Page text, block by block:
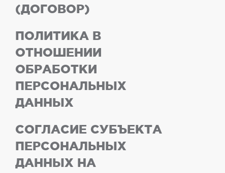
(ДОГОВОР)
ПОЛИТИКА В
ОТНОШЕНИИ
ОБРАБОТКИ
ПЕРСОНАЛЬНЫХ
ДАННЫХ
СОГЛАСИЕ СУБЪЕКТА
ПЕРСОНАЛЬНЫХ
ДАННЫХ НА